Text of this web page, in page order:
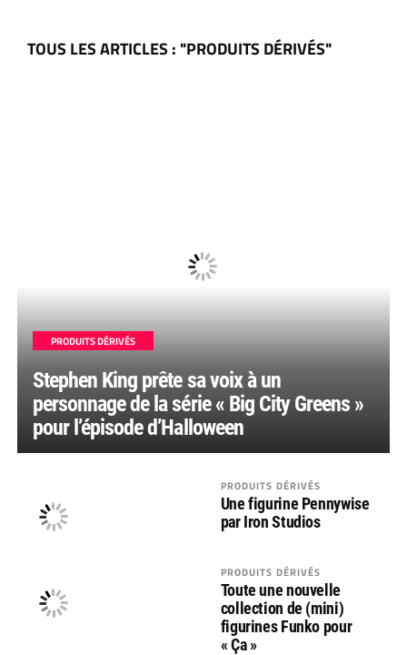
TOUS LES ARTICLES : "PRODUITS DÉRIVÉS"
PRODUITS DÉRIVÉS
Stephen King prête sa voix à un
personnage de la série « Big City Greens »
pour l’épisode d’Halloween
PRODUITS DÉRIVÉS
Une figurine Pennywise
par Iron Studios
PRODUITS DÉRIVÉS
Toute une nouvelle
collection de (mini)
figurines Funko pour
« Ça »